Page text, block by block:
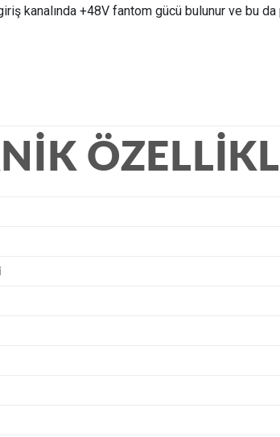
kanalında +48V fantom gücü bulunur ve bu